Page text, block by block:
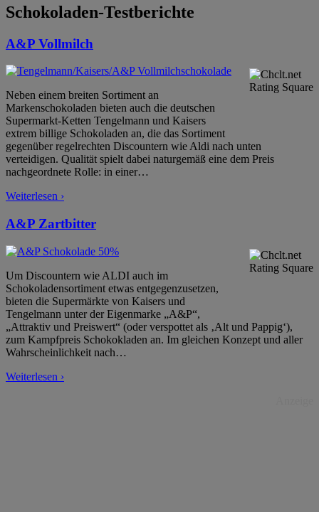
Schokoladen-Testberichte
A&P Vollmilch
Neben einem breiten Sortiment an
Markenschokoladen bieten auch die deutschen
Supermarkt-Ketten Tengelmann und Kaisers
extrem billige Schokoladen an, die das Sortiment
gegenüber regelrechten Discountern wie Aldi nach unten
verteidigen. Qualität spielt dabei naturgemäß eine dem Preis
nachgeordnete Rolle: in einer…
Weiterlesen ›
A&P Zartbitter
Um Discountern wie ALDI auch im
Schokoladensortiment etwas entgegenzusetzen,
bieten die Supermärkte von Kaisers und
Tengelmann unter der Eigenmarke „A&P“,
„Attraktiv und Preiswert“ (oder verspottet als ‚Alt und Pappig‘),
zum Kampfpreis Schokokladen an. Im gleichen Konzept und aller
Wahrscheinlichkeit nach…
Weiterlesen ›